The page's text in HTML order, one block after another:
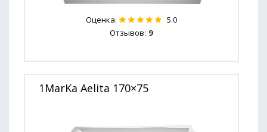
Оценка: 5.0
Отзывов: 9
1MarKa Aelita 170×75